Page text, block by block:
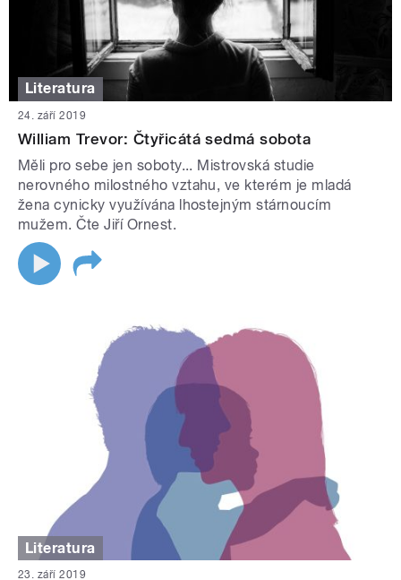
Literatura
24. září 2019
William Trevor: Čtyřicátá sedmá sobota
Měli pro sebe jen soboty... Mistrovská studie
nerovného milostného vztahu, ve kterém je mladá
žena cynicky využívána lhostejným stárnoucím
mužem. Čte Jiří Ornest.
Literatura
23. září 2019